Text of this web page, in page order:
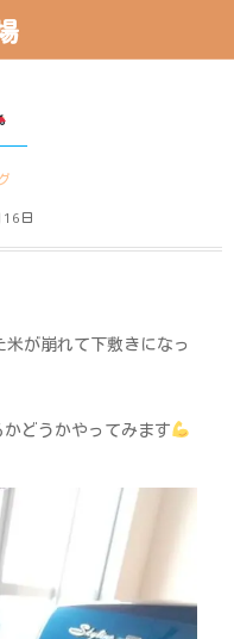
日
が崩れて下敷きになっ
どうかやってみます